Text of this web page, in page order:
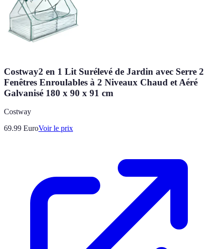
Costway2 en 1 Lit Surélevé de Jardin avec Serre 2
Fenêtres Enroulables à 2 Niveaux Chaud et Aéré
Galvanisé 180 x 90 x 91 cm
Costway
69.99 EuroVoir le prix